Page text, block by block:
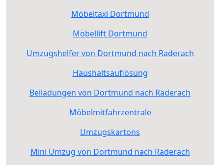
Möbeltaxi Dortmund
Möbellift Dortmund
Umzugshelfer von Dortmund nach Raderach
Haushaltsauflösung
Beiladungen von Dortmund nach Raderach
Möbelmitfahrzentrale
Umzugskartons
Mini Umzug von Dortmund nach Raderach